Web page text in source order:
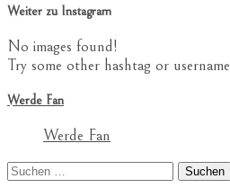
Weiter zu Instagram
No images found!
Try some other hashtag or username
Werde Fan
Werde Fan
Suchen